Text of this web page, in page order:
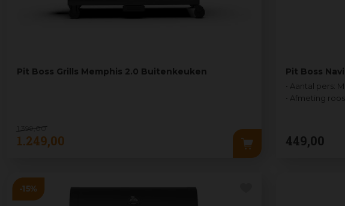
Pit Boss Grills Memphis 2.0 Buitenkeuken
1.399 00
1.249,00
Pit Boss
• Aantal pers:
• Afmeting
449,00